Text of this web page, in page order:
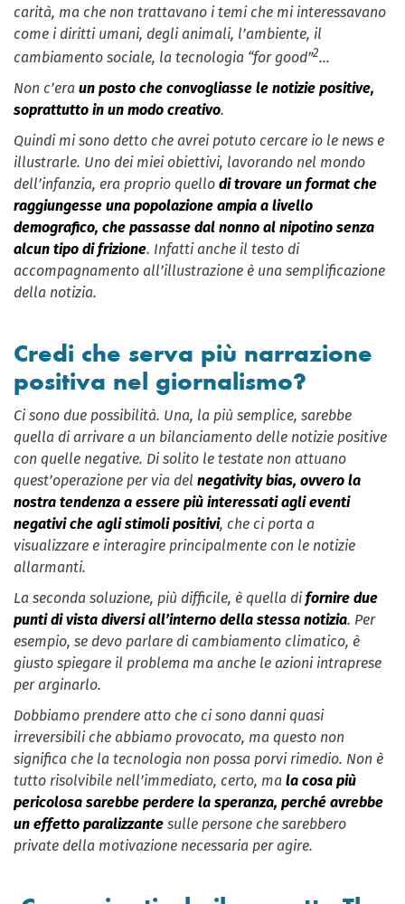
carità, ma che non trattavano i temi che mi interessavano
come i diritti umani, degli animali, l’ambiente, il
cambiamento sociale, la tecnologia “for good”2…
Non c’era un posto che convogliasse le notizie positive,
soprattutto in un modo creativo.
Quindi mi sono detto che avrei potuto cercare io le news e
illustrarle. Uno dei miei obiettivi, lavorando nel mondo
dell’infanzia, era proprio quello di trovare un format che
raggiungesse una popolazione ampia a livello
demografico, che passasse dal nonno al nipotino senza
alcun tipo di frizione. Infatti anche il testo di
accompagnamento all’illustrazione è una semplificazione
della notizia.
Credi che serva più narrazione
positiva nel giornalismo?
Ci sono due possibilità. Una, la più semplice, sarebbe
quella di arrivare a un bilanciamento delle notizie positive
con quelle negative. Di solito le testate non attuano
quest’operazione per via del negativity bias, ovvero la
nostra tendenza a essere più interessati agli eventi
negativi che agli stimoli positivi, che ci porta a
visualizzare e interagire principalmente con le notizie
allarmanti.
La seconda soluzione, più difficile, è quella di fornire due
punti di vista diversi all’interno della stessa notizia. Per
esempio, se devo parlare di cambiamento climatico, è
giusto spiegare il problema ma anche le azioni intraprese
per arginarlo.
Dobbiamo prendere atto che ci sono danni quasi
irreversibili che abbiamo provocato, ma questo non
significa che la tecnologia non possa porvi rimedio. Non è
tutto risolvibile nell’immediato, certo, ma la cosa più
pericolosa sarebbe perdere la speranza, perché avrebbe
un effetto paralizzante sulle persone che sarebbero
private della motivazione necessaria per agire.